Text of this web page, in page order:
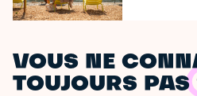
VOUS NE
TOUJOURS PAS